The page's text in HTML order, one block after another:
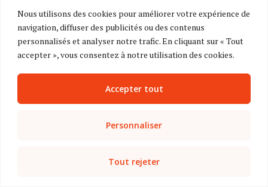
Nous utilisons des cookies pour améliorer votre expérience de
navigation, diffuser des publicités ou des contenus
personnalisés et analyser notre trafic. En cliquant sur « Tout
accepter », vous consentez à notre utilisation des cookies.
Personnaliser
Tout rejeter
Accepter tout
Mot de passe oublié ?
Vous n’avez pas de compte ? Inscrivez-vous